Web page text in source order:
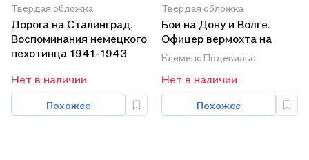
Твердая обложка
Дорога на Сталинград.
Воспоминания немецкого
пехотинца 1941-1943
Нет в наличии
Похожее
Твердая обложка
Бои на Дону и Волге.
Офицер вермохта на
Восточном фронте 1942-
Клеменс Подевильс
Нет в наличии
Похожее